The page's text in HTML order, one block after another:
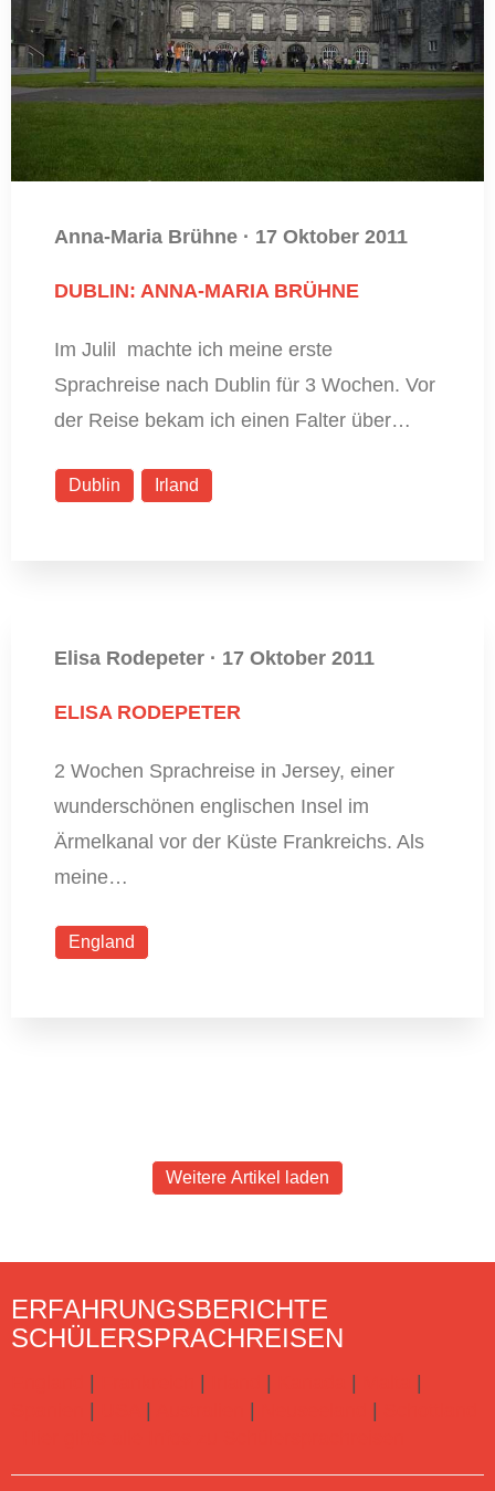
Anna-Maria Brühne · 17 Oktober 2011
DUBLIN: ANNA-MARIA BRÜHNE
Im Julil machte ich meine erste
Sprachreise nach Dublin für 3 Wochen. Vor
der Reise bekam ich einen Falter über…
Dublin Irland
Elisa Rodepeter · 17 Oktober 2011
ELISA RODEPETER
2 Wochen Sprachreise in Jersey, einer
wunderschönen englischen Insel im
Ärmelkanal vor der Küste Frankreichs. Als
meine…
England
Weitere Artikel laden
ERFAHRUNGSBERICHTE
SCHÜLERSPRACHREISEN